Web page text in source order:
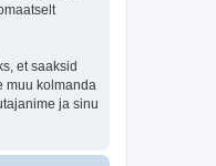
et saaksid
muu kolmanda
ja sinu